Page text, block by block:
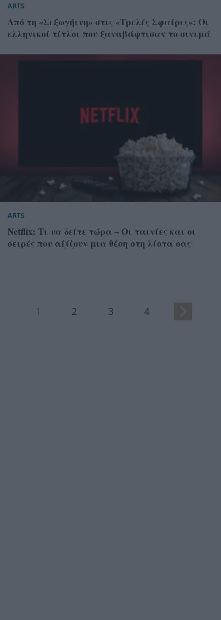
ARTS
Από τη «Σεξωγήινη» στις «Τρελές Σφαίρες»: Οι
ελληνικοί τίτλοι που ξαναβάφτισαν το σινεμά
ARTS
Netflix: Τι να δείτε τώρα – Οι ταινίες και οι
σειρές που αξίζουν μια θέση στη λίστα σας
1 2 3 4